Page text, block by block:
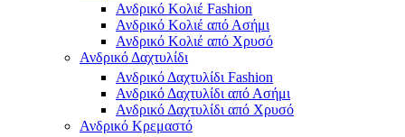
Ανδρικό Κολιέ Fashion
Ανδρικό Κολιέ από Ασήμι
Ανδρικό Κολιέ από Χρυσό
Ανδρικό Δαχτυλίδι
Ανδρικό Δαχτυλίδι Fashion
Ανδρικό Δαχτυλίδι από Ασήμι
Ανδρικό Δαχτυλίδι από Χρυσό
Ανδρικό Κρεμαστό